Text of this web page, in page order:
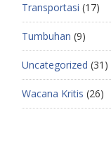
Transportasi (17)
Tumbuhan (9)
Uncategorized (31)
Wacana Kritis (26)